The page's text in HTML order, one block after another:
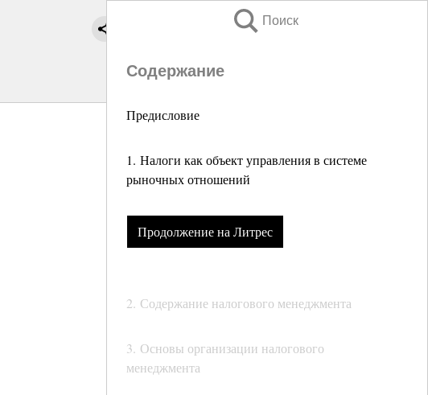
Поиск
Содержание
Предисловие
1. Налоги как объект управления в системе
рыночных отношений
Продолжение на Литрес
2. Содержание налогового менеджмента
3. Основы организации налогового
менеджмента